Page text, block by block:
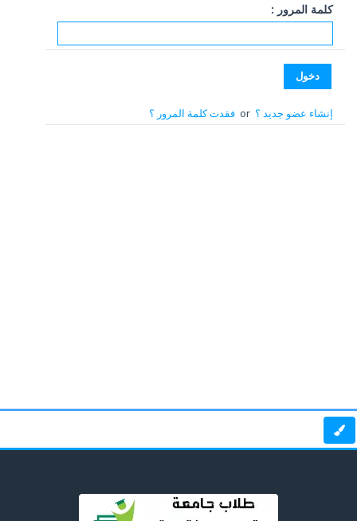
كلمة المرور :
إنشاء عضو جديد ؟or فقدت كلمة المرور ؟